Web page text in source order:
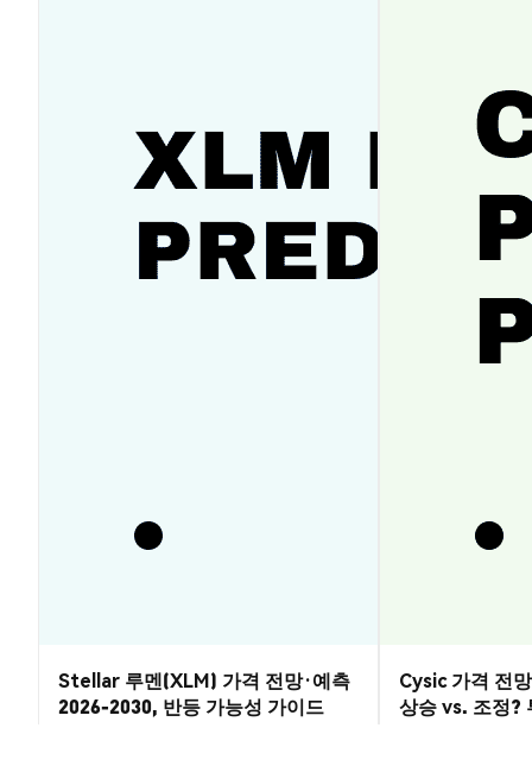
Stellar 루멘(XLM) 가격 전망·예측
2026-2030, 반등 가능성 가이드
Cysic 가격 전
상승 vs. 조정?